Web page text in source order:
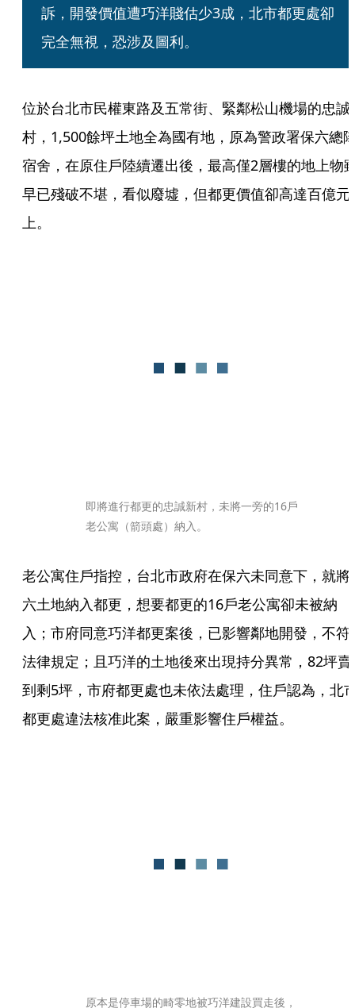
訴，開發價值遭巧洋賤估少3成，北市都更處卻
完全無視，恐涉及圖利。
位於台北市民權東路及五常街、緊鄰松山機場的忠誠
村，1,500餘坪土地全為國有地，原為警政署保六總
宿舍，在原住戶陸續遷出後，最高僅2層樓的地上物
早已殘破不堪，看似廢墟，但都更價值卻高達百億元
上。
即將進行都更的忠誠新村，未將一旁的16戶
老公寓（箭頭處）納入。
老公寓住戶指控，台北市政府在保六未同意下，就將
六土地納入都更，想要都更的16戶老公寓卻未被納
入；市府同意巧洋都更案後，已影響鄰地開發，不符
法律規定；且巧洋的土地後來出現持分異常，82坪賣
到剩5坪，市府都更處也未依法處理，住戶認為，北
都更處違法核准此案，嚴重影響住戶權益。
原本是停車場的畸零地被巧洋建設買走後，